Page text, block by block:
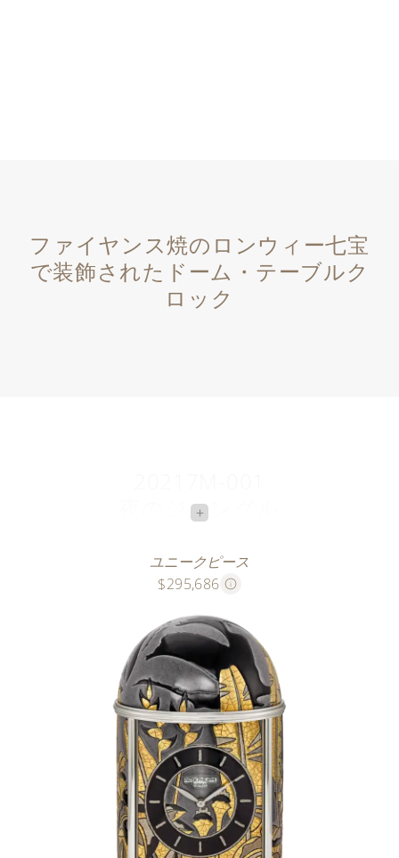
ファイヤンス焼のロンウィー七宝
で装飾されたドーム・テーブルク
ロック
夜のジャングル
アール・デコの花瓶からインスピレーションを得たこ
のユニークピースは、1873年頃にフランスのロンウィ
ーの町で誕生し、発祥地にちなんで名づけられたファ
イヤンス焼のロンウィー七宝の希少で独自性溢れる技
法を用いています。夜の深い熱帯林の青々とした草木
を描いています。
アーティストは最初に素焼きの背景に様式化された熱
帯林の装飾を配置し、黒い輪郭線（セルネ）を描きま
した。次にこれらのモチーフを4色の不透明の釉薬の
パレットで埋めました。その中には、プラチナとゴー
ルドの下塗りとなる特殊な色合いも含まれており、こ
+
ユニークピース
$295,686